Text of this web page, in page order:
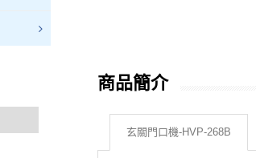
商品簡介
玄關門口機-HVP-268B